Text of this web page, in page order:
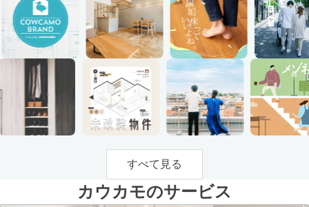
すべて見る
カウカモのサービス